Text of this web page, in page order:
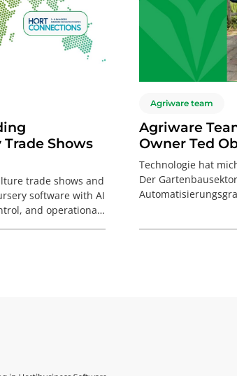
Shows
trade shows and
software with AI
and operational
Agriware team
Agriware
Owner Ted
Technologie hat
Der